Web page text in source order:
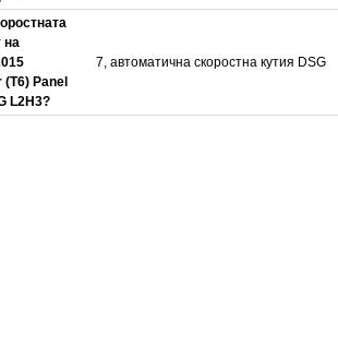
на
(T6) Panel
L2H3?
7, автоматична скоростна кутия DSG